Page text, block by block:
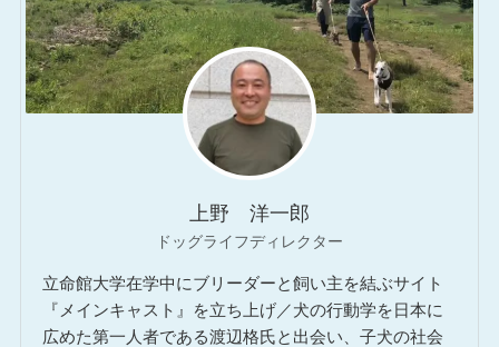
上野 洋一郎
ドッグライフディレクター
立命館大学在学中にブリーダーと飼い主を結ぶサイト
『メインキャスト』を立ち上げ／犬の行動学を日本に
広めた第一人者である渡辺格氏と出会い、子犬の社会